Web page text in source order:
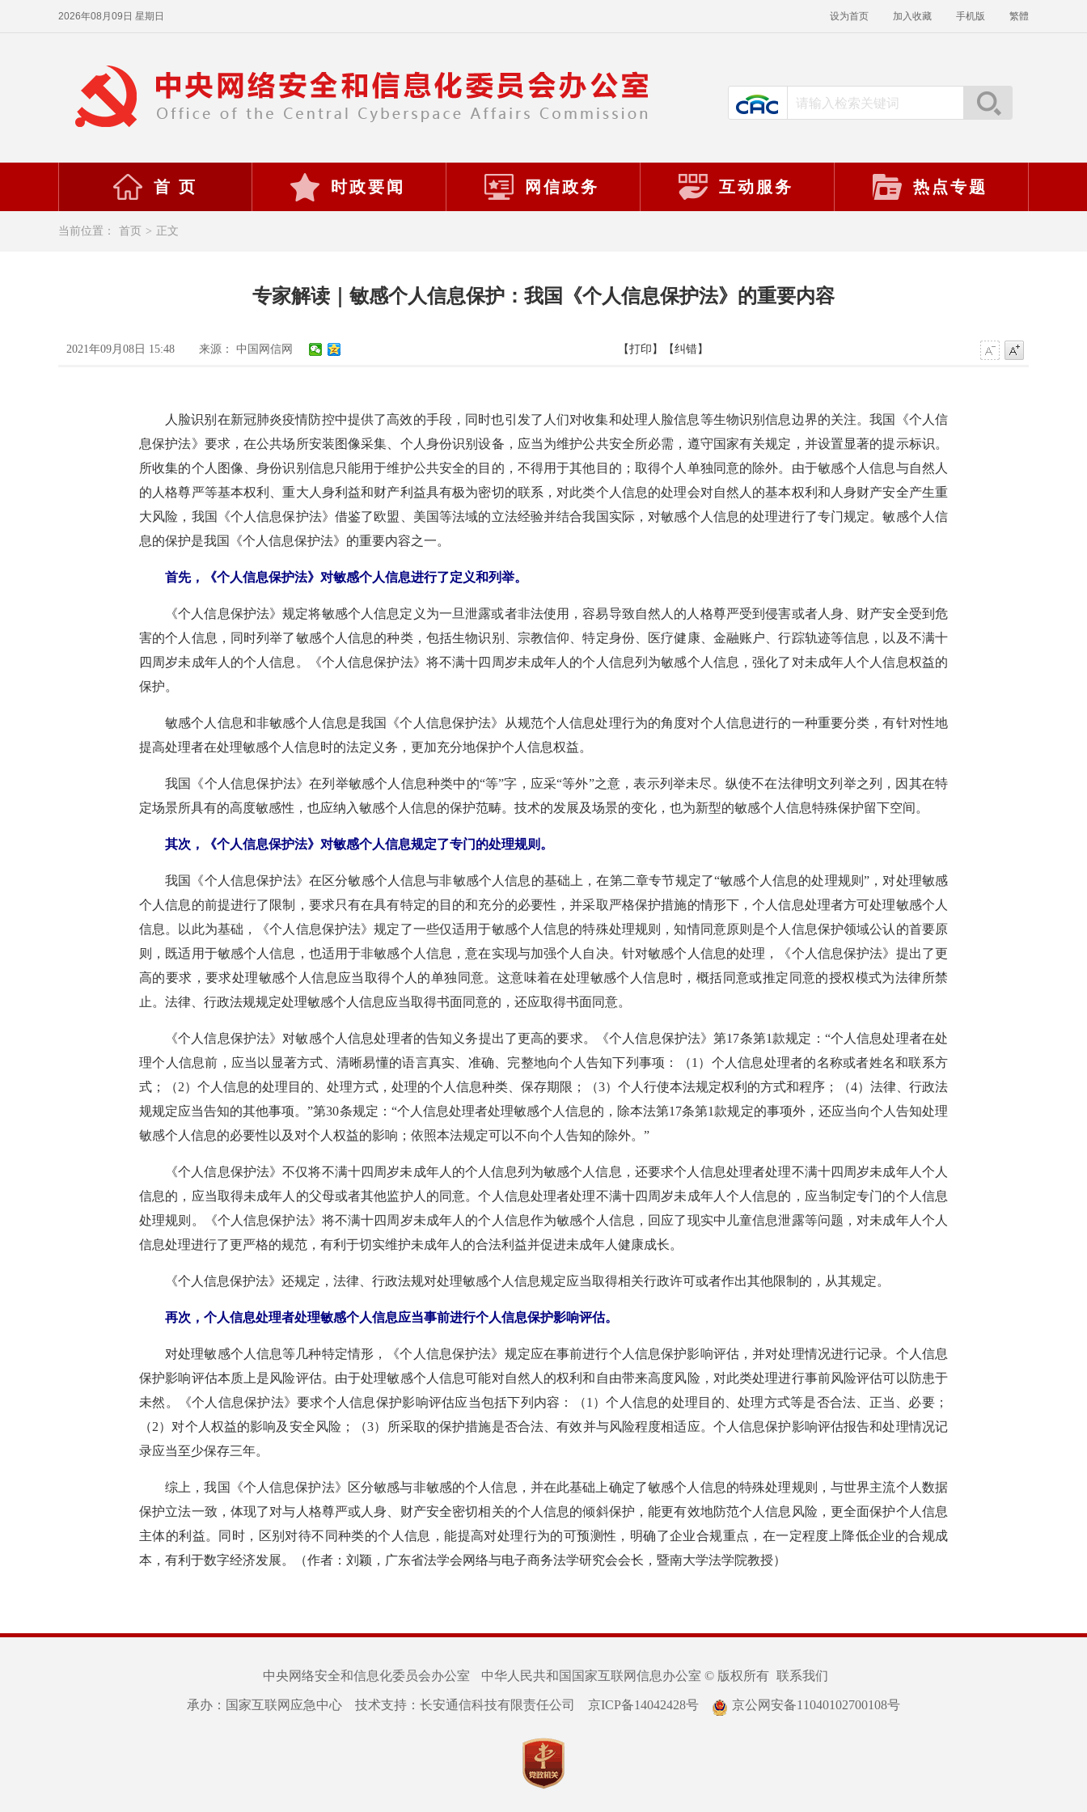
2026年08月09日 星期日 设为首页 加入收藏 手机版 繁體
首 页 时政要闻 网信政务 互动服务 热点专题
当前位置： 首页 > 正文
专家解读｜敏感个人信息保护：我国《个人信息保护法》的重要内容
2021年09月08日 15:48 来源： 中国网信网 【打印】 【纠错】
人脸识别在新冠肺炎疫情防控中提供了高效的手段，同时也引发了人们对收集和处理人脸信息等生物识别信息边界的关注。我国《个人信
息保护法》要求，在公共场所安装图像采集、个人身份识别设备，应当为维护公共安全所必需，遵守国家有关规定，并设置显著的提示标识。
所收集的个人图像、身份识别信息只能用于维护公共安全的目的，不得用于其他目的；取得个人单独同意的除外。由于敏感个人信息与自然人
的人格尊严等基本权利、重大人身利益和财产利益具有极为密切的联系，对此类个人信息的处理会对自然人的基本权利和人身财产安全产生重
大风险，我国《个人信息保护法》借鉴了欧盟、美国等法域的立法经验并结合我国实际，对敏感个人信息的处理进行了专门规定。敏感个人信
息的保护是我国《个人信息保护法》的重要内容之一。
首先，《个人信息保护法》对敏感个人信息进行了定义和列举。
《个人信息保护法》规定将敏感个人信息定义为一旦泄露或者非法使用，容易导致自然人的人格尊严受到侵害或者人身、财产安全受到危
害的个人信息，同时列举了敏感个人信息的种类，包括生物识别、宗教信仰、特定身份、医疗健康、金融账户、行踪轨迹等信息，以及不满十
四周岁未成年人的个人信息。《个人信息保护法》将不满十四周岁未成年人的个人信息列为敏感个人信息，强化了对未成年人个人信息权益的
保护。
敏感个人信息和非敏感个人信息是我国《个人信息保护法》从规范个人信息处理行为的角度对个人信息进行的一种重要分类，有针对性地
提高处理者在处理敏感个人信息时的法定义务，更加充分地保护个人信息权益。
我国《个人信息保护法》在列举敏感个人信息种类中的“等”字，应采“等外”之意，表示列举未尽。纵使不在法律明文列举之列，因其在特
定场景所具有的高度敏感性，也应纳入敏感个人信息的保护范畴。技术的发展及场景的变化，也为新型的敏感个人信息特殊保护留下空间。
其次，《个人信息保护法》对敏感个人信息规定了专门的处理规则。
我国《个人信息保护法》在区分敏感个人信息与非敏感个人信息的基础上，在第二章专节规定了“敏感个人信息的处理规则”，对处理敏感
个人信息的前提进行了限制，要求只有在具有特定的目的和充分的必要性，并采取严格保护措施的情形下，个人信息处理者方可处理敏感个人
信息。以此为基础，《个人信息保护法》规定了一些仅适用于敏感个人信息的特殊处理规则，知情同意原则是个人信息保护领域公认的首要原
则，既适用于敏感个人信息，也适用于非敏感个人信息，意在实现与加强个人自决。针对敏感个人信息的处理，《个人信息保护法》提出了更
高的要求，要求处理敏感个人信息应当取得个人的单独同意。这意味着在处理敏感个人信息时，概括同意或推定同意的授权模式为法律所禁
止。法律、行政法规规定处理敏感个人信息应当取得书面同意的，还应取得书面同意。
《个人信息保护法》对敏感个人信息处理者的告知义务提出了更高的要求。《个人信息保护法》第17条第1款规定：“个人信息处理者在处
理个人信息前，应当以显著方式、清晰易懂的语言真实、准确、完整地向个人告知下列事项：（1）个人信息处理者的名称或者姓名和联系方
式；（2）个人信息的处理目的、处理方式，处理的个人信息种类、保存期限；（3）个人行使本法规定权利的方式和程序；（4）法律、行政法
规规定应当告知的其他事项。”第30条规定：“个人信息处理者处理敏感个人信息的，除本法第17条第1款规定的事项外，还应当向个人告知处理
敏感个人信息的必要性以及对个人权益的影响；依照本法规定可以不向个人告知的除外。”
《个人信息保护法》不仅将不满十四周岁未成年人的个人信息列为敏感个人信息，还要求个人信息处理者处理不满十四周岁未成年人个人
信息的，应当取得未成年人的父母或者其他监护人的同意。个人信息处理者处理不满十四周岁未成年人个人信息的，应当制定专门的个人信息
处理规则。《个人信息保护法》将不满十四周岁未成年人的个人信息作为敏感个人信息，回应了现实中儿童信息泄露等问题，对未成年人个人
信息处理进行了更严格的规范，有利于切实维护未成年人的合法利益并促进未成年人健康成长。
《个人信息保护法》还规定，法律、行政法规对处理敏感个人信息规定应当取得相关行政许可或者作出其他限制的，从其规定。
再次，个人信息处理者处理敏感个人信息应当事前进行个人信息保护影响评估。
对处理敏感个人信息等几种特定情形，《个人信息保护法》规定应在事前进行个人信息保护影响评估，并对处理情况进行记录。个人信息
保护影响评估本质上是风险评估。由于处理敏感个人信息可能对自然人的权利和自由带来高度风险，对此类处理进行事前风险评估可以防患于
未然。《个人信息保护法》要求个人信息保护影响评估应当包括下列内容：（1）个人信息的处理目的、处理方式等是否合法、正当、必要；
（2）对个人权益的影响及安全风险；（3）所采取的保护措施是否合法、有效并与风险程度相适应。个人信息保护影响评估报告和处理情况记
录应当至少保存三年。
综上，我国《个人信息保护法》区分敏感与非敏感的个人信息，并在此基础上确定了敏感个人信息的特殊处理规则，与世界主流个人数据
保护立法一致，体现了对与人格尊严或人身、财产安全密切相关的个人信息的倾斜保护，能更有效地防范个人信息风险，更全面保护个人信息
主体的利益。同时，区别对待不同种类的个人信息，能提高对处理行为的可预测性，明确了企业合规重点，在一定程度上降低企业的合规成
本，有利于数字经济发展。（作者：刘颖，广东省法学会网络与电子商务法学研究会会长，暨南大学法学院教授）
中央网络安全和信息化委员会办公室 中华人民共和国国家互联网信息办公室 © 版权所有 联系我们
承办：国家互联网应急中心 技术支持：长安通信科技有限责任公司 京ICP备14042428号 京公网安备11040102700108号